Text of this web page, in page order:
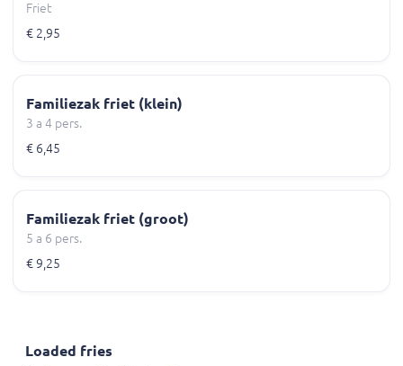
Friet
€ 2,95
Familiezak friet (klein)
3 a 4 pers.
€ 6,45
Familiezak friet (groot)
5 a 6 pers.
€ 9,25
Loaded fries